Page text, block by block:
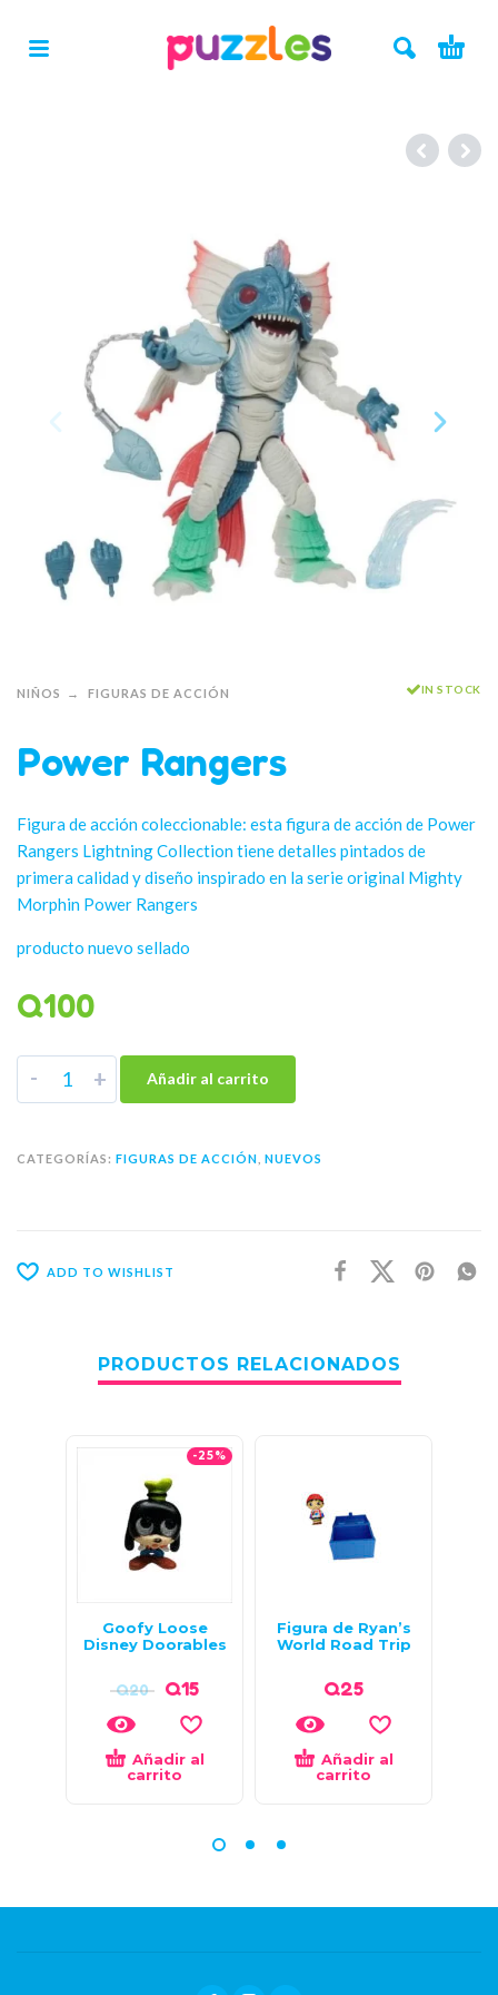
NIÑOS FIGURAS DE ACCIÓN IN STOCK
Power Rangers
Figura de acción coleccionable: esta figura de acción de Power
Rangers Lightning Collection tiene detalles pintados de
primera calidad y diseño inspirado en la serie original Mighty
Morphin Power Rangers
producto nuevo sellado
Q100
- + Añadir al carrito
CATEGORÍAS: FIGURAS DE ACCIÓN NUEVOS
ADD TO WISHLIST
PRODUCTOS RELACIONADOS
-25%
Goofy Loose
Disney Doorables
Q20 Q15
Añadir al
carrito
Figura de Ryan’s
World Road Trip
Q25
Añadir al
carrito